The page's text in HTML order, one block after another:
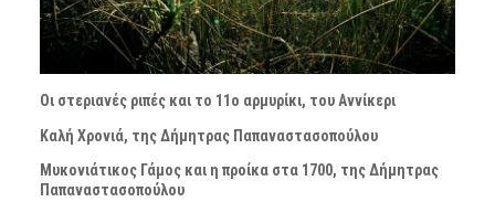
Οι στεριανές ριπές και το 11ο αρμυρίκι, του Αννίκερι
Καλή Χρονιά, της Δήμητρας Παπαναστασοπούλου
Μυκονιάτικος Γάμος και η προίκα στα 1700, της Δήμητρας
Παπαναστασοπούλου